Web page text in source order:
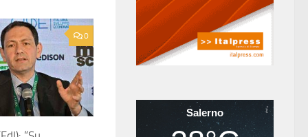
0
Salerno